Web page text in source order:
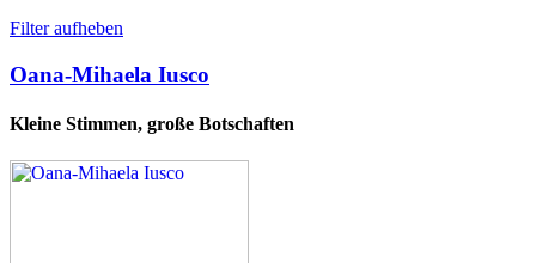
Filter aufheben
Oana-Mihaela Iusco
Kleine Stimmen, große Botschaften